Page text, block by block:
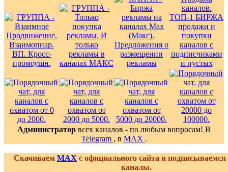
Администратор всех каналов - по любым вопросам! В
Telegram , в MAX .
Скачиваем MAX с официального сайта и
каналы.